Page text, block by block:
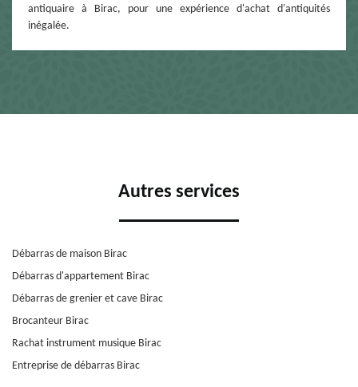
antiquaire à Birac, pour une expérience d'achat d'antiquités
inégalée.
Autres services
Débarras de maison Birac
Débarras d'appartement Birac
Débarras de grenier et cave Birac
Brocanteur Birac
Rachat instrument musique Birac
Entreprise de débarras Birac